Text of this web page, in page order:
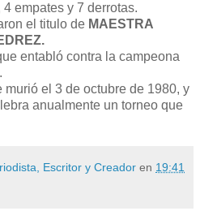
empates y 7 derrotas.
el titulo de MAESTRA
entabló contra la campeona
murió el 3 de octubre de 1980, y
anualmente un torneo que
Escritor y Creador en 19:41